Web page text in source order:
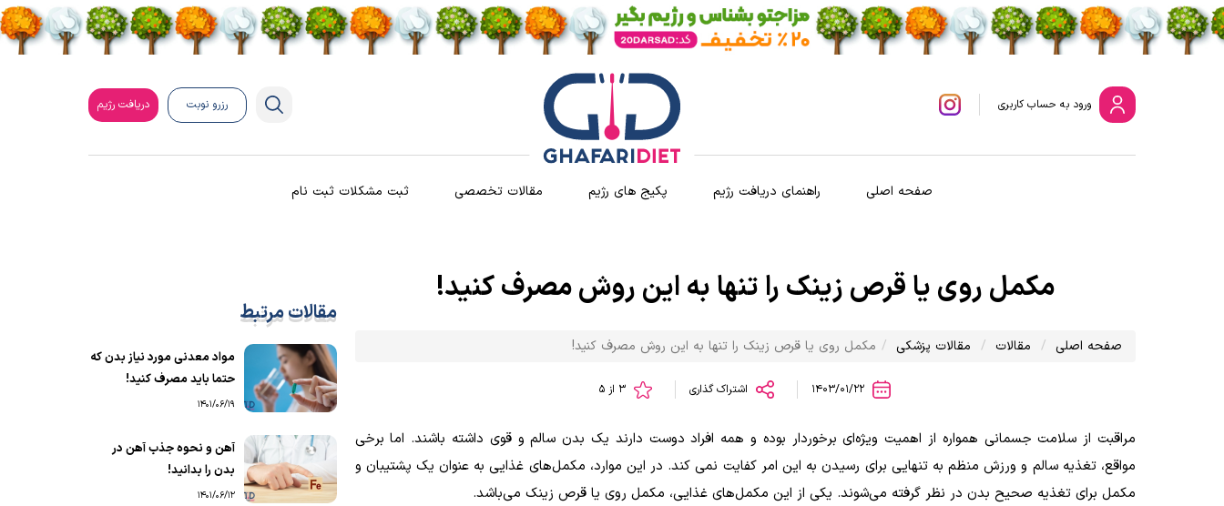
ورود به حساب کاربری رزرو نوبت دریافت رژیم
صفحه اصلی راهنمای دریافت رژیم پکیج های رژیم مقالات تخصصی ثبت مشکلات ثبت نام
مکمل روی یا قرص زینک را تنها به این روش مصرف کنید!
صفحه اصلی مقالات مقالات پزشکی مکمل روی یا قرص زینک را تنها به این روش مصرف کنید!
اشتراک گذاری
مراقبت از سلامت جسمانی همواره از اهمیت ویژه‌ای برخوردار بوده و همه افراد دوست دارند یک بدن سالم و قوی داشته باشند. اما برخی
مواقع، تغذیه سالم و ورزش منظم به تنهایی برای رسیدن به این امر کفایت نمی کند. در این موارد، مکمل‌های غذایی به عنوان یک پشتیبان و
مکمل برای تغذیه صحیح بدن در نظر گرفته می‌شوند. یکی از این مکمل‌های غذایی، مکمل روی یا قرص زینک می‌باشد.
مقالات مرتبط
مواد معدنی مورد نیاز بدن که
حتما باید مصرف کنید!
1401/06/19
آهن و نحوه جذب آهن در
بدن را بدانید!
1401/06/12